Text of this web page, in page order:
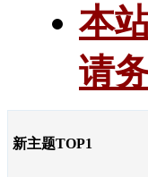
本
请
新主题TOP1